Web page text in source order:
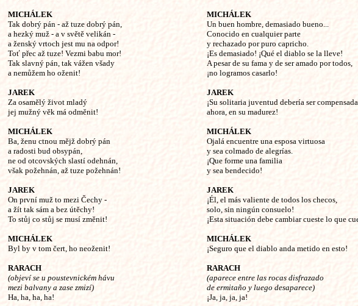
MICHÁLEK
Tak dobrý pán - až tuze dobrý pán,
a hezký muž - a v světě velikán -
a ženský vrtoch jest mu na odpor!
Toť přec až tuze! Vezmi babu mor!
Tak slavný pán, tak vážen všady
a nemůžem ho oženit!
JAREK
Za osamělý život mladý
jej mužný věk má odměnit!
MICHÁLEK
Ba, ženu ctnou mějž dobrý pán
a radosti bud obsypán,
ne od otcovských slastí odehnán,
však požehnán, až tuze požehnán!
JAREK
On první muž to mezi Čechy -
a žít tak sám a bez útěchy!
To stůj co stůj se musí změnit!
MICHÁLEK
Byl by v tom čert, ho neoženit!
RARACH
(objeví se u poustevnickém hávu
mezi balvany a zase zmizí)
Ha, ha, ha, ha!
MICHÁLEK
Un buen hombre, demasiado bueno...
Conocido en cualquier parte
y rechazado por puro capricho.
¡Es demasiado! ¡Qué el diablo se la lleve!
A pesar de su fama y de ser amado por todos,
¡no logramos casarlo!
JAREK
¡Su solitaria juventud debería ser
ahora, en su madurez!
MICHÁLEK
Ojalá encuentre una esposa virtuosa
y sea colmado de alegrías.
¡Que forme una familia
y sea bendecido!
JAREK
¡Él, el más valiente de todos los checos,
solo, sin ningún consuelo!
¡Esta situación debe cambiar cueste lo que
MICHÁLEK
¡Seguro que el diablo anda metido en esto!
RARACH
(aparece entre las rocas disfrazado
de ermitaño y luego desaparece)
¡Ja, ja, ja, ja!